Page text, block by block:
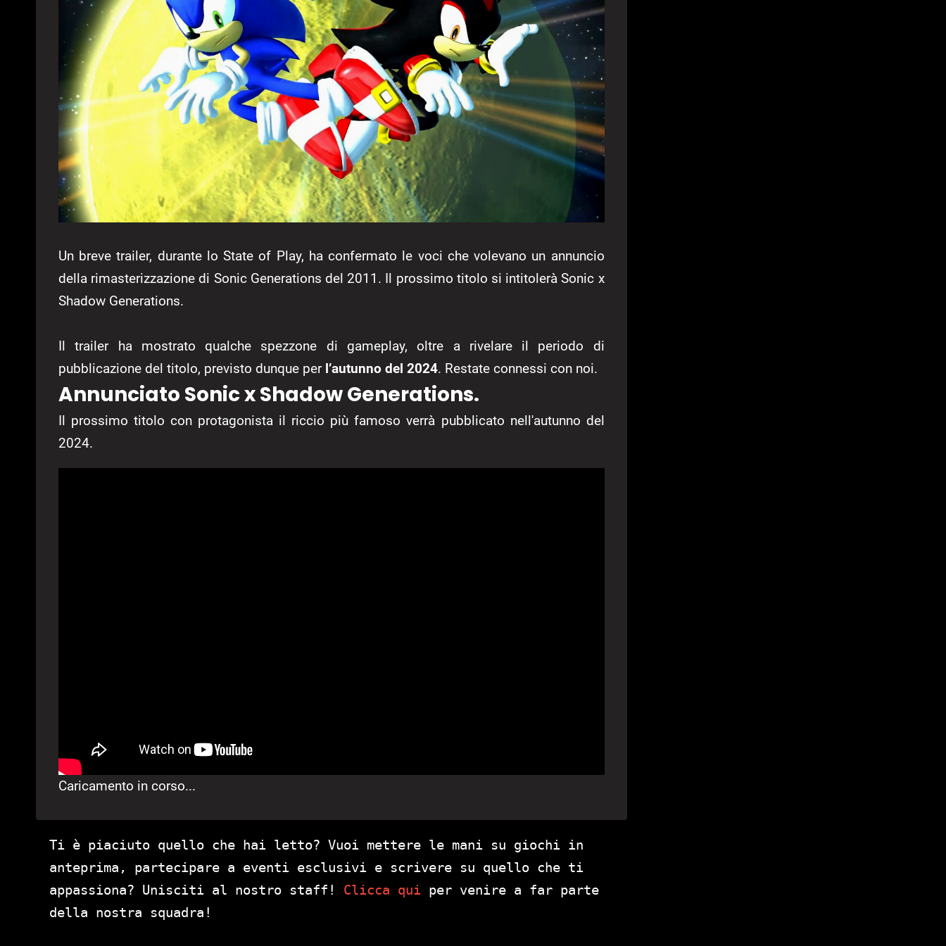
Un breve trailer, durante lo State of Play, ha confermato le voci che volevano un annuncio
della rimasterizzazione di Sonic Generations del 2011. Il prossimo titolo si intitolerà Sonic x
Shadow Generations.
Il trailer ha mostrato qualche spezzone di gameplay, oltre a rivelare il periodo di
pubblicazione del titolo, previsto dunque per l’autunno del 2024. Restate connessi con noi.
Annunciato Sonic x Shadow Generations.
Il prossimo titolo con protagonista il riccio più famoso verrà pubblicato nell'autunno del
2024.
Caricamento in corso...
Ti è piaciuto quello che hai letto? Vuoi mettere le mani su giochi in
anteprima, partecipare a eventi esclusivi e scrivere su quello che ti
appassiona? Unisciti al nostro staff! Clicca qui per venire a far parte
della nostra squadra!